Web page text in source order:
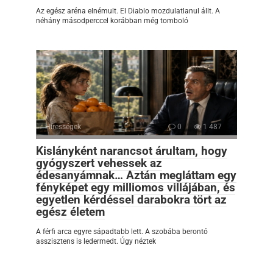
Az egész aréna elnémult. El Diablo mozdulatlanul állt. A
néhány másodperccel korábban még tomboló
Hírességek 0 1 487
Kislányként narancsot árultam, hogy
gyógyszert vehessek az
édesanyámnak… Aztán megláttam egy
fényképet egy milliomos villájában, és
egyetlen kérdéssel darabokra tört az
egész életem
A férfi arca egyre sápadtabb lett. A szobába berontó
asszisztens is ledermedt. Úgy néztek